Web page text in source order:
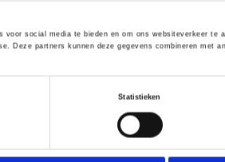
social media te bieden en om ons websiteverkeer te
Deze partners kunnen deze gegevens combineren met
Statistieken
volières